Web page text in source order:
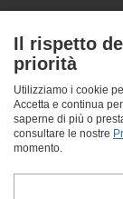
Il rispetto
priorità
Utilizziamo i cookie
Accetta e continua
saperne di più o
consultare le nostre
momento.